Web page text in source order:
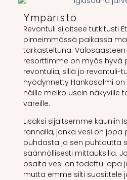
Ympäristö
Revontuli sijaitsee tutkitusti
pimeimmässä paikassa
tarkasteltuna.
resorttimme on myös hyvä
revontulia, sillä jo revontuli-
hyödynnetty Hankasalmi on
näille melko usein näkyville
väreille.
Lisäksi sijaitsemme kauniin
rannalla, jonka vesi on jopa
puhdasta ja sen puhtautta
säännöllisesti mittauksilla.
osalta vesi on todettu jopa
mutta emme silti suosittele